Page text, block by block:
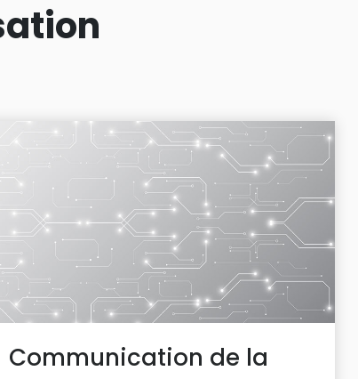
Communication de la